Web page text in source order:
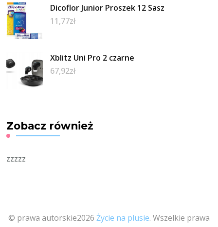
Dicoflor Junior Proszek 12 Sasz
11,77zł
Xblitz Uni Pro 2 czarne
67,92zł
Zobacz również
zzzzz
© prawa autorskie2026 Życie na plusie. Wszelkie prawa